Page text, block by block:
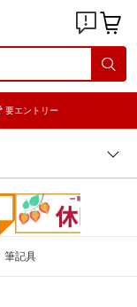
要エントリー
筆記具